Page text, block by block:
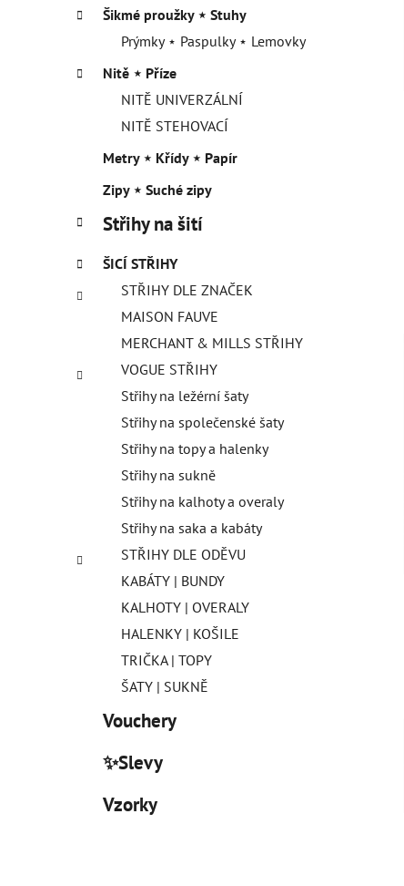
Šikmé proužky ⋆ Stuhy
Prýmky ⋆ Paspulky ⋆ Lemovky
Nitě ⋆ Příze
NITĚ UNIVERZÁLNÍ
NITĚ STEHOVACÍ
Metry ⋆ Křídy ⋆ Papír
Zipy ⋆ Suché zipy
Střihy na šití
ŠICÍ STŘIHY
STŘIHY DLE ZNAČEK
MAISON FAUVE
MERCHANT & MILLS STŘIHY
VOGUE STŘIHY
Střihy na ležérní šaty
Střihy na společenské šaty
Střihy na topy a halenky
Střihy na sukně
Střihy na kalhoty a overaly
Střihy na saka a kabáty
STŘIHY DLE ODĚVU
KABÁTY | BUNDY
KALHOTY | OVERALY
HALENKY | KOŠILE
TRIČKA | TOPY
ŠATY | SUKNĚ
Vouchery
✨Slevy
Vzorky